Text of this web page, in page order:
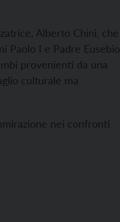
Alberto Chini, che
Paolo I e Padre Eusebio
provenienti da una
culturale ma
nei confronti